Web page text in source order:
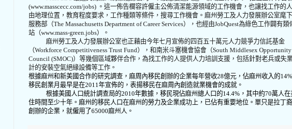
(www.masscecc.com/jobs) 。 這一佈告欄容許僱主公佈清潔能源領域的工作機會，也讓找工作的
由地理位置，教育程度要求，工作種類等條件，搜尋工作機會。麻州勞工及人力發展辦公室麾
服務部（The Massachusetts Department of Career Services），也經由JobQuest為綠色工作闢有類
站（www.mass-green.jobs）。
麻州勞工及人力發展辦公室也正藉由今年七月宣佈的四百五十萬元人力競爭力信託基金
（Workforce Competitiveness Trust Fund），和南米斗塞機會協會（South Middlesex Opportunity
Council (SMOC)）等幾個區域夥伴合作，為找工作的人提供人力培訓支援，包括針對老兵或失
計的安裝空氣絕緣設備等工作。
根據麻州和新美國合作的研究調查，麻周內移民創辦的企業每年營收28億元，佔麻州收入的14%
移民創業月最早是在2011年宣佈的，表揚移民在麻周內創造就業機會的成就。
根據美國人口統計調查局的2010年數據，移民現佔麻州總人口的14.4% ，其中約70萬人
住時間至少十年。麻州的移民人口在麻州的勞力及企業成功上，已佔有重要地位。單只是拉丁
創辦的企業，就僱用了65000麻州人。